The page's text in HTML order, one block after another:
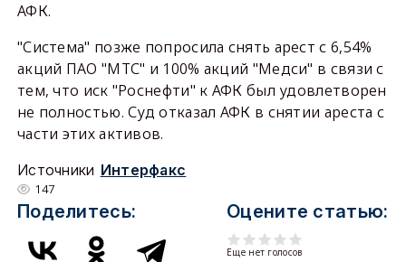
АФК.
"Система" позже попросила снять арест с 6,54%
акций ПАО "МТС" и 100% акций "Медси" в связи с
тем, что иск "Роснефти" к АФК был удовлетворен
не полностью. Суд отказал АФК в снятии ареста с
части этих активов.
Источники Интерфакс
147
Поделитесь: Оцените статью:
Еще нет голосов